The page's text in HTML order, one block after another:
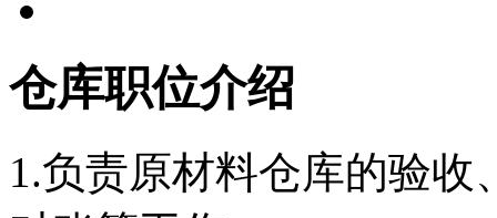
仓库职位介绍
1.负责原材料仓库的验